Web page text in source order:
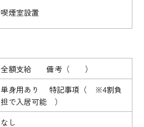
喫煙室設置
全額支給 備考（ ）
単身用あり 特記事項（ ※4割負
担で入居可能 ）
なし